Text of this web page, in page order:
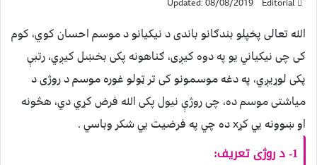
Editorial
Updated: 08/08/2019
الله تعالی پخپلو بندګانو باندی د نيکيانو د موسم احسان کوي، کوم
کی چی نيکياني يو په دوه کيږی، ګناهونه پکی بخښل کيږي، رتبې
پکی لوړيږي، په دغه موسمونو کی تر ټولو غوره موسم د روژی د
مياشتی موسم ده، چی روژې نيول پکی الله فرض کړي دي، هڅونه
او ښوونه يي کړx ده چي په فرضيت يي شکر وباسي .
1- د روژی تعريف: